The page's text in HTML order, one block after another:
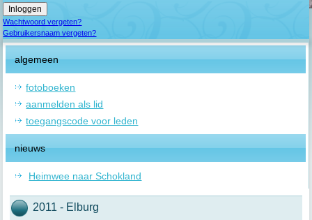
Wachtwoord vergeten?
Gebruikersnaam vergeten?
algemeen
fotoboeken
aanmelden als lid
toegangscode voor leden
nieuws
Heimwee naar Schokland
2011 - Elburg